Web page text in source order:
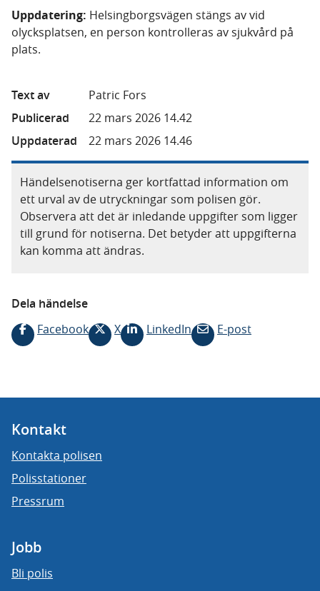
Uppdatering: Helsingborgsvägen stängs av vid
olycksplatsen, en person kontrolleras av sjukvård på
plats.
Text av
Patric Fors
Publicerad
22 mars 2026 14.42
Uppdaterad
22 mars 2026 14.46
Händelsenotiserna ger kortfattad information om
ett urval av de utryckningar som polisen gör.
Observera att det är inledande uppgifter som ligger
till grund för notiserna. Det betyder att uppgifterna
kan komma att ändras.
Dela händelse
Facebook
X LinkedIn E-post
Kontakt
Kontakta polisen
Polisstationer
Pressrum
Jobb
Bli polis